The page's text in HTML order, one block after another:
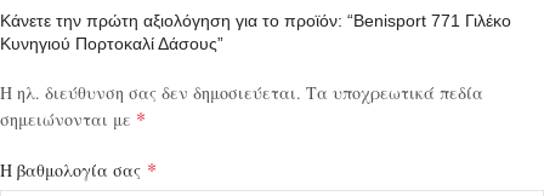
Κάνετε την πρώτη αξιολόγηση για το προϊόν: “Benisport 771 Γιλέκο
Κυνηγιού Πορτοκαλί Δάσους”
Η ηλ. διεύθυνση σας δεν δημοσιεύεται. Τα υποχρεωτικά πεδία
σημειώνονται με *
Η βαθμολογία σας *